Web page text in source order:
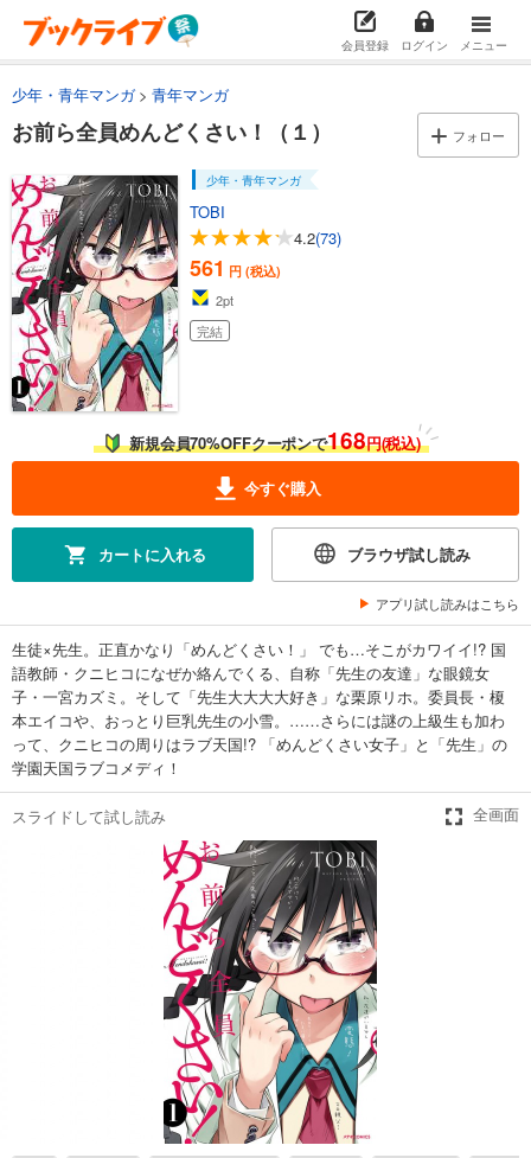
会員登録 ログイン メニュー
少年・青年マンガ 青年マンガ
お前ら全員めんどくさい！（１） フォロー
少年・青年マンガ
TOBI
4.2(73)
561 円 (税込)
2pt
完結
新規会員70%OFFクーポンで168円(税込)
今すぐ購入
カートに入れる ブラウザ試し読み
アプリ試し読みはこちら
生徒×先生。正直かなり「めんどくさい！」 でも…そこがカワイイ!? 国
語教師・クニヒコになぜか絡んでくる、自称「先生の友達」な眼鏡女
子・一宮カズミ。そして「先生大大大大好き」な栗原リホ。委員長・榎
本エイコや、おっとり巨乳先生の小雪。……さらには謎の上級生も加わ
って、クニヒコの周りはラブ天国!? 「めんどくさい女子」と「先生」の
学園天国ラブコメディ！
スライドして試し読み 全画面